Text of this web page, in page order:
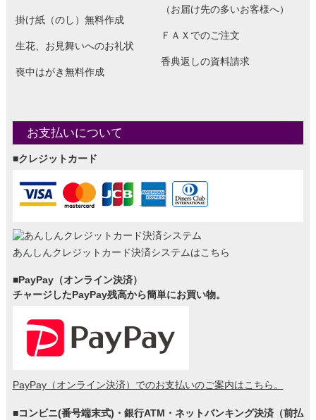
掛け紙（のし）無料作成
生花、お見舞いへのお礼状
喪中はがき無料作成
（お届け先の多いお客様へ）
ＦＡＸでのご注文
香典返しの資料請求
お支払いについて
■クレジットカード
あんしんクレジットカード決済システムはこちら
■PayPay（オンライン決済）
チャージしたPayPay残高から簡単にお買い物。
PayPay（オンライン決済）でのお支払いのご案内はこちら。
■コンビニ(番号端末式)・銀行ATM・ネットバンキング決済（前払